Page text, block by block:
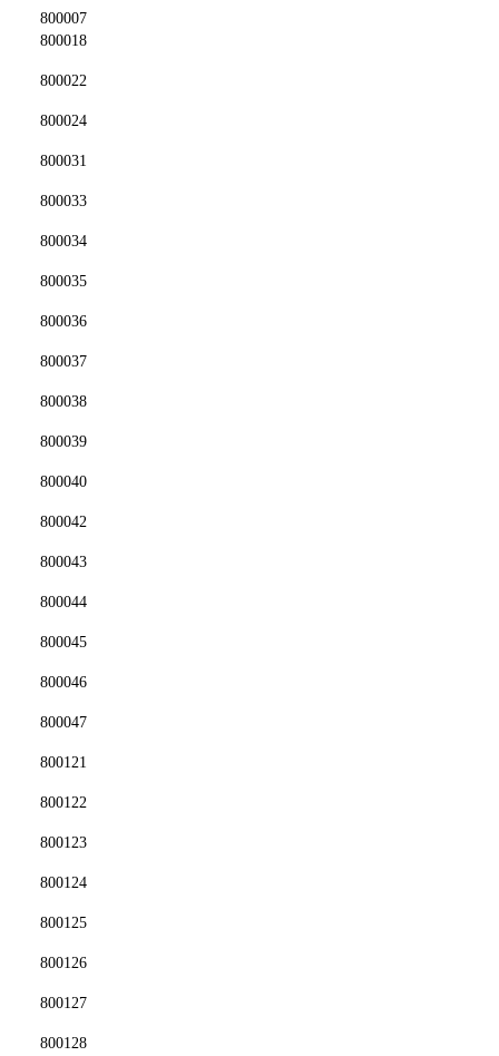
800007
800018
800022
800024
800031
800033
800034
800035
800036
800037
800038
800039
800040
800042
800043
800044
800045
800046
800047
800121
800122
800123
800124
800125
800126
800127
800128